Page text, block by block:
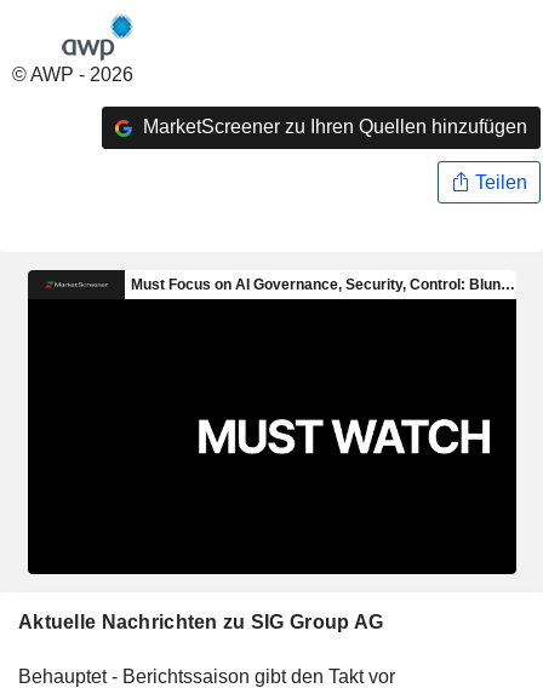
© AWP - 2026
MarketScreener zu Ihren Quellen hinzufügen
Teilen
Aktuelle Nachrichten zu SIG Group AG
Behauptet - Berichtssaison gibt den Takt vor